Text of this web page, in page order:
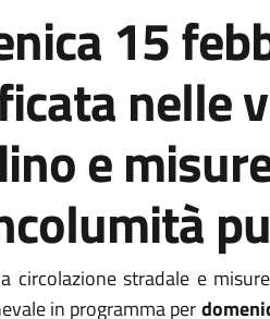
15
nelle
e
circolazione stradale e
in programma per